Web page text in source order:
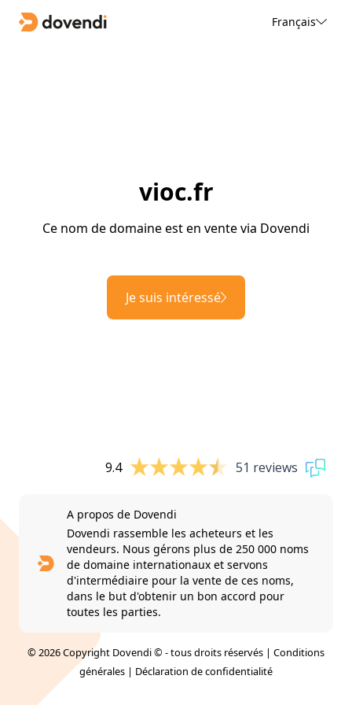
Français
vioc.fr
Ce nom de domaine est en vente via Dovendi
Je suis intéressé
9.4 51 reviews
A propos de Dovendi
Dovendi rassemble les acheteurs et les
vendeurs. Nous gérons plus de 250 000 noms
de domaine internationaux et servons
d'intermédiaire pour la vente de ces noms,
dans le but d'obtenir un bon accord pour
toutes les parties.
© 2026 Copyright Dovendi © - tous droits réservés | Conditions
générales | Déclaration de confidentialité